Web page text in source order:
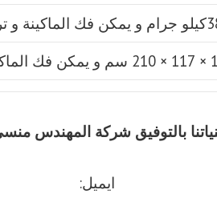
اي مكان
بالتوفيق شركة المهندس
ايميل: